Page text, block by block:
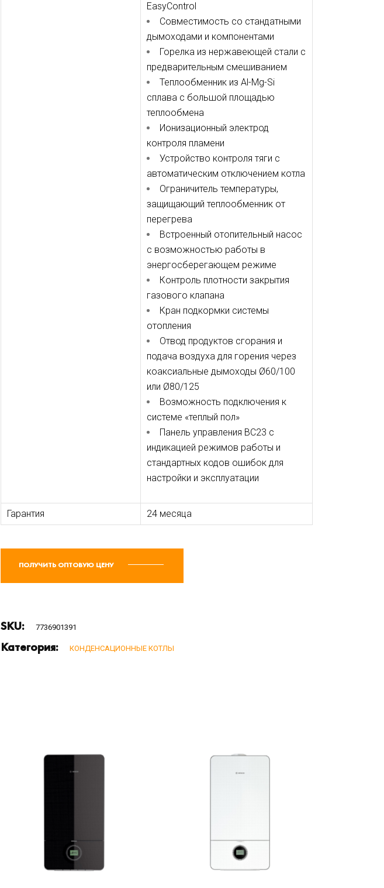
EasyControl
Совместимость со стандатными
дымоходами и компонентами
Горелка из нержавеющей стали с
предварительным смешиванием
Теплообменник из Al-Mg-Si
сплава с большой площадью
теплообмена
Ионизационный электрод
контроля пламени
Устройство контроля тяги с
автоматическим отключением котла
Ограничитель температуры,
защищающий теплообменник от
перегрева
Встроенный отопительный насос
с возможностью работы в
энергосберегающем режиме
Контроль плотности закрытия
газового клапана
Кран подкормки системы
отопления
Отвод продуктов сгорания и
подача воздуха для горения через
коаксиальные дымоходы Ø60/100
или Ø80/125
Возможность подключения к
системе «теплый пол»
Панель управления BC23 с
индикацией режимов работы и
стандартных кодов ошибок для
настройки и эксплуатации
Гарантия 24 месяца
ПОЛУЧИТЬ ОПТОВУЮ ЦЕНУ
SKU: 7736901391
Категория: КОНДЕНСАЦИОННЫЕ КОТЛЫ